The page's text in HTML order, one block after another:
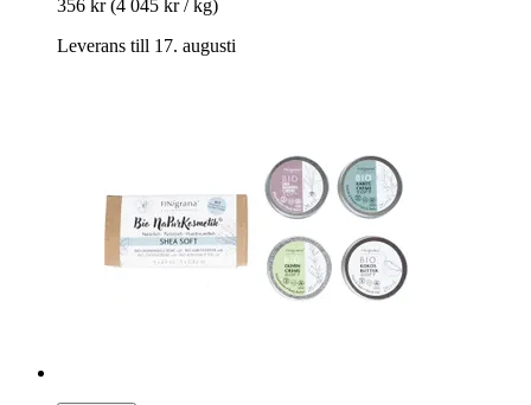
356 kr (4 045 kr / kg)
Leverans till 17. augusti